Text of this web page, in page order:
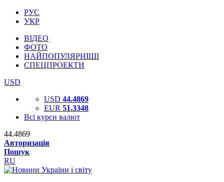
РУС
УКР
ВІДЕО
ФОТО
НАЙПОПУЛЯРНІШІ
СПЕЦПРОЕКТИ
USD
USD 44.4869
EUR 51.3348
Всі курси валют
44.4869
Авторизація
Пошук
RU